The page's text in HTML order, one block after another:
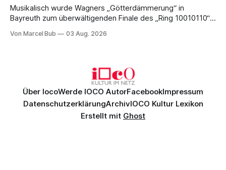
Musikalisch wurde Wagners „Götterdämmerung“ in
Bayreuth zum überwältigenden Finale des „Ring 10010110“:
exzellentes Sängerensemble begeisterten. Die KI-geprägte
Von Marcel Bub 03 Aug. 2026
Über IocoWerde IOCO AutorFacebookImpressum
DatenschutzerklärungArchivIOCO Kultur Lexikon
Erstellt mit Ghost